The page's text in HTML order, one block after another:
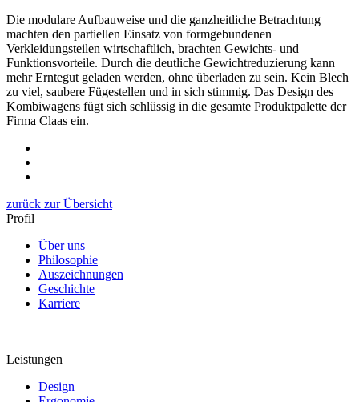
Die modulare Aufbauweise und die ganzheitliche Betrachtung
machten den partiellen Einsatz von formgebundenen
Verkleidungsteilen wirtschaftlich, brachten Gewichts- und
Funktionsvorteile. Durch die deutliche Gewichtreduzierung kann
mehr Erntegut geladen werden, ohne überladen zu sein. Kein Blech
zu viel, saubere Fügestellen und in sich stimmig. Das Design des
Kombiwagens fügt sich schlüssig in die gesamte Produktpalette der
Firma Claas ein.
zurück zur Übersicht
Profil
Über uns
Philosophie
Auszeichnungen
Geschichte
Karriere
Leistungen
Design